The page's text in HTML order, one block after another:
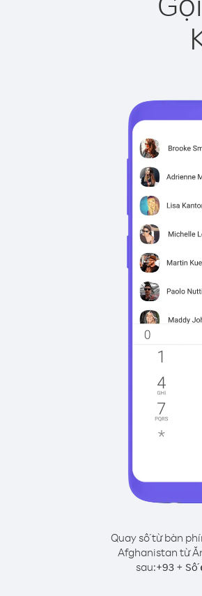
Quay số từ bàn
Afghanistan từ
sau:+93 + Số